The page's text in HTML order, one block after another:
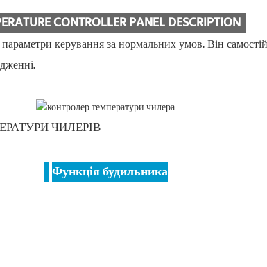
CONTROLLER PANEL DESCRIPTION
керування за нормальних умов. Він
Функція будильника